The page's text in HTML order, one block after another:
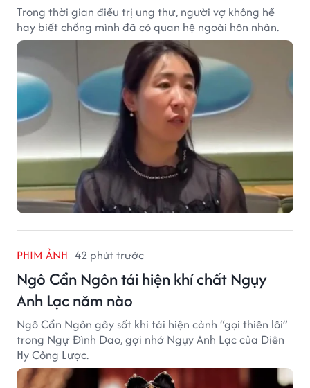
Trong thời gian điều trị ung thư, người vợ không hề
hay biết chồng mình đã có quan hệ ngoài hôn nhân.
PHIM ẢNH 42 phút trước
Ngô Cẩn Ngôn tái hiện khí chất Ngụy
Anh Lạc năm nào
Ngô Cẩn Ngôn gây sốt khi tái hiện cảnh “gọi thiên lôi”
trong Ngự Đình Dao, gợi nhớ Ngụy Anh Lạc của Diên
Hy Công Lược.